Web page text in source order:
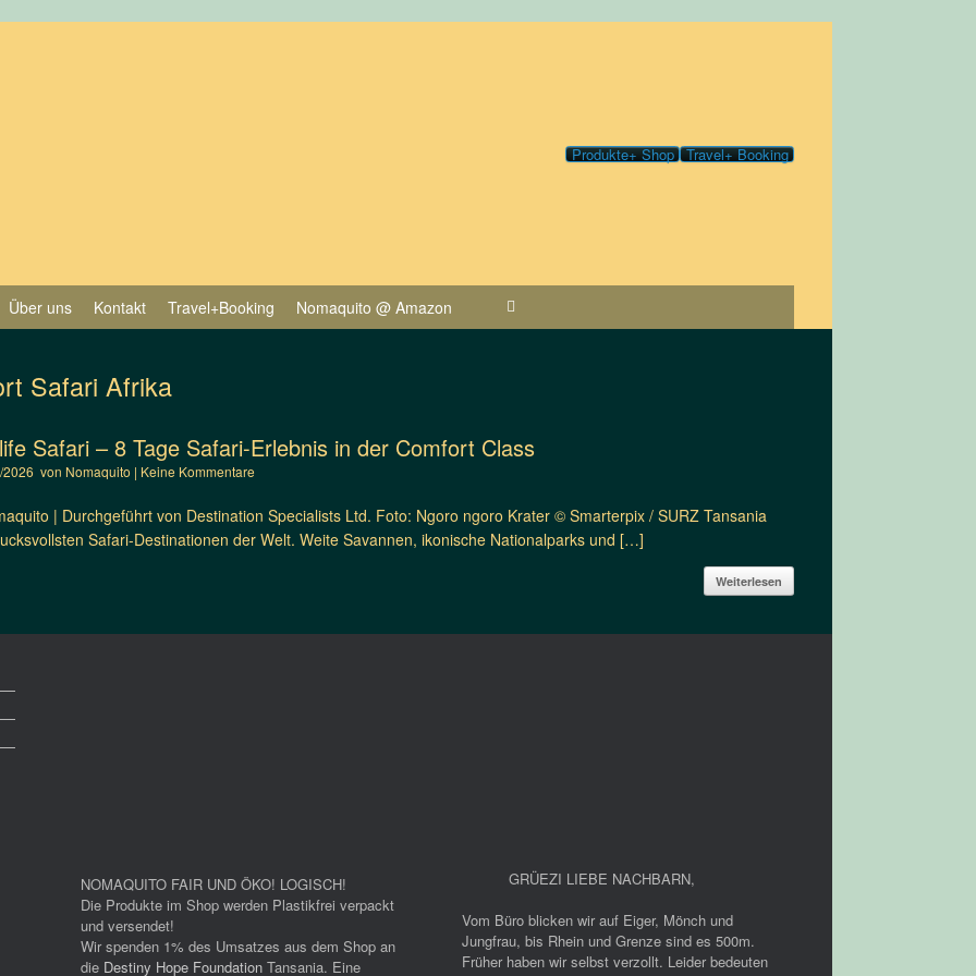
Produkte+ Shop Travel+ Booking
Über uns Kontakt Travel+Booking Nomaquito @ Amazon
Safari Afrika
Safari – 8 Tage Safari-Erlebnis in der Comfort Class
2026 von Nomaquito | Keine Kommentare
| Durchgeführt von Destination Specialists Ltd. Foto: Ngoro ngoro Krater © Smarterpix / SURZ Tansania
Safari-Destinationen der Welt. Weite Savannen, ikonische Nationalparks und […]
Weiterlesen
NOMAQUITO FAIR UND ÖKO! LOGISCH!
Die Produkte im Shop werden Plastikfrei verpackt
und versendet!
Wir spenden 1% des Umsatzes aus dem Shop an
die Destiny Hope Foundation Tansania. Eine
GRÜEZI LIEBE NACHBARN,
Vom Büro blicken wir auf Eiger, Mönch und
Jungfrau, bis Rhein und Grenze sind es 500m.
Früher haben wir selbst verzollt. Leider bedeuten